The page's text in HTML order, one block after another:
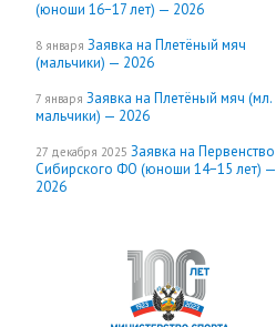
(юноши 16−17 лет) — 2026
8 января Заявка на Плетёный мяч
(мальчики) — 2026
7 января Заявка на Плетёный мяч (мл.
мальчики) — 2026
27 декабря 2025 Заявка на Первенство
Сибирского ФО (юноши 14−15 лет) —
2026